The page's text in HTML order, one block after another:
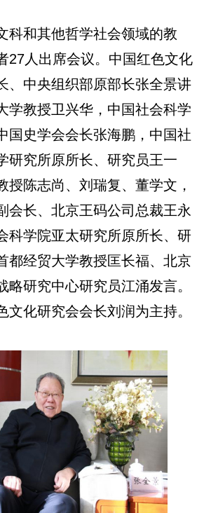
科和其他哲学社会领域的教
27人出席会议。中国红色文化
、中央组织部原部长张全景讲
学教授卫兴华，中国社会科学
国史学会会长张海鹏，中国社
研究所原所长、研究员王一
授陈志尚、刘瑞复、董学文，
会长、北京王码公司总裁王永
科学院亚太研究所原所长、研
都经贸大学教授匡长福、北京
略研究中心研究员江涌发言。
文化研究会会长刘润为主持。